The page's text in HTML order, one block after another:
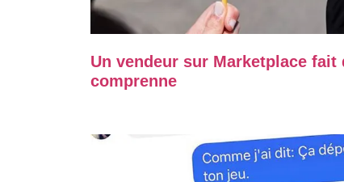
Un vendeur sur Marketplace
comprenne